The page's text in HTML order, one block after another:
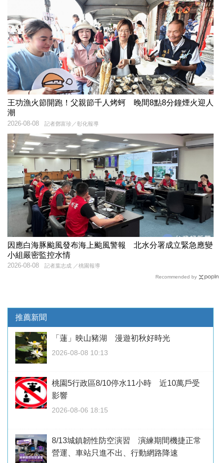
王功漁火節開跑！父親節千人烤蚵 晚間8點8分鐘煙火迎人
潮
記者鄧富珍／彰化報導
2026-08-08
因應白海豚颱風發布海上颱風警報 北水分署成立緊急應變
小組嚴密監控水情
記者葉志成 ／桃園報導
2026-08-08
Recommended by
推薦新聞
「蓮」映山豬湖 漫遊初秋好時光
2026-08-08 10:13
桃園5行政區8/10停水11小時 近10萬戶受
影響
2026-08-06 18:15
8/13城鎮韌性防空演習 演練期間機捷正常
營運、車站只進不出、行動網路降速